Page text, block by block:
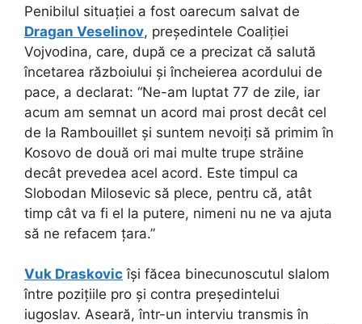
Penibilul situației a fost oarecum salvat de
Dragan Veselinov, președintele Coaliției
Vojvodina, care, după ce a precizat că salută
încetarea războiului și încheierea acordului de
pace, a declarat: “Ne-am luptat 77 de zile, iar
acum am semnat un acord mai prost decât cel
de la Rambouillet și suntem nevoiți să primim în
Kosovo de două ori mai multe trupe străine
decât prevedea acel acord. Este timpul ca
Slobodan Milosevic să plece, pentru că, atât
timp cât va fi el la putere, nimeni nu ne va ajuta
să ne refacem țara.”
Vuk Draskovic își făcea binecunoscutul slalom
între pozițiile pro și contra președintelui
iugoslav. Aseară, într-un interviu transmis în